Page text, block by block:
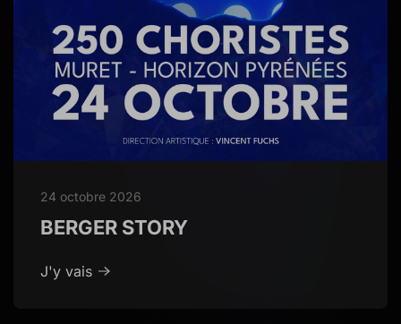
24 octobre 2026
BERGER STORY
J'y vais